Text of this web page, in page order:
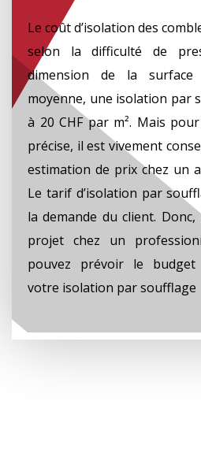
Le coût d’isolation des
selon la difficulté de
dimension de la
moyenne, une isolation par
à 20 CHF par m². Mais
précise, il est vivement
estimation de prix chez un
Le tarif d’isolation par
la demande du client.
projet chez un
pouvez prévoir le budget
votre isolation par soufflage